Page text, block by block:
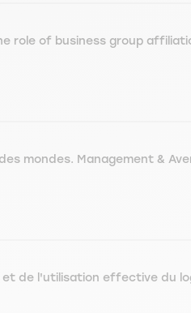
role of business group
mondes. Management &
de l'utilisation effective du